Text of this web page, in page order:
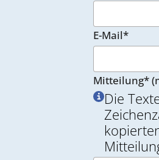
E-Mail*
Die
Mitteilung*